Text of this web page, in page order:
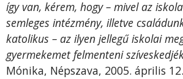
így van, kérem, hogy – mivel az
semleges intézmény, illetve
katolikus – az ilyen jellegű iskolai
gyermekemet felmenteni
Mónika, Népszava, 2005. április